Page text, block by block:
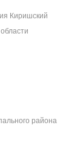
Киришский
района